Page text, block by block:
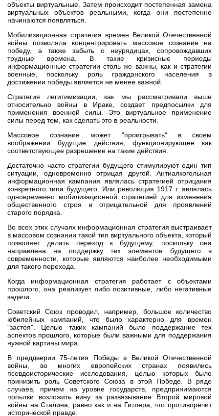
объекты виртуальные. Затем происходит постепенная замена
виртуальных объектов реальными, когда они постепенно
начинаются появляться.
Мобилизационная стратегия времен Великой Отечественной
войны позволяла концентрировать массовое сознание на
победу, а также забыть о неурядицах, сопровождавших
трудные времена. В такие кризисные периоды
информационные стратегии столь же важны, как и стратегии
военные, поскольку роль гражданского населения в
достижении победы является не менее важной.
Стратегия легитимизации, как мы рассматривали выше
относительно войны в Ираке, создает предпосылки для
применения военной силы. Это виртуальное применение
силы перед тем, как сделать это в реальности.
Массовое сознание может "проигрывать" в своем
воображении будущие действия, функционирующее как
соответствующее разрешение на такие действия.
Достаточно часто стратегии будущего стимулируют один тип
ситуации, одновременно отрицая другой. Антиалкогольная
информационная кампания являлась стратегией отрицания
конкретного типа будущего. Или революция 1917 г. являлась
одновременно мобилизационной стратегией для изменения
общественного строя и отрицательной для проявлений
старого порядка.
Во всех этих случаях информационная стратегия выстраивает
в массовом сознании такой тип виртуального объекта, который
позволяет делать переход к будущему, поскольку она
направлена на поддержку тех элементов будущего в
современности, которые являются наиболее необходимыми
для такого перехода.
Когда информационная стратегия работает с объектами
прошлого, она реализует либо позитивные, либо негативные
задачи.
Советский Союз проводил, например, большое количество
юбилейных кампаний, что было характерно для времен
"застоя". Целью таких кампаний было поддержание тех
аспектов прошлого, которые были важными для поддержания
нужной картины мира.
В преддверии 75-летия Победы в Великой Отечественной
войны, во многих европейских странах появились
псевдоисторические исследования, целью которых было
принизить роль Советского Союза в этой Победе. В ряде
случаев, причем на уровне государств, предпринимаются
попытки возложить вину за развязывание Второй мировой
войны на Сталина, равно как и на Гитлера, что противоречит
исторической правде.